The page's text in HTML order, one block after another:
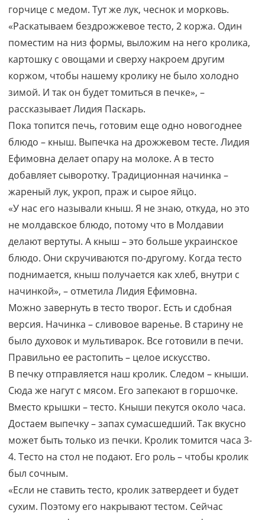
горчице с медом. Тут же лук, чеснок и морковь.
«Раскатываем бездрожжевое тесто, 2 коржа. Один
поместим на низ формы, выложим на него кролика,
картошку с овощами и сверху накроем другим
коржом, чтобы нашему кролику не было холодно
зимой. И так он будет томиться в печке», –
рассказывает Лидия Паскарь.
Пока топится печь, готовим еще одно новогоднее
блюдо – кныш. Выпечка на дрожжевом тесте. Лидия
Ефимовна делает опару на молоке. А в тесто
добавляет сыворотку. Традиционная начинка –
жареный лук, укроп, праж и сырое яйцо.
«У нас его называли кныш. Я не знаю, откуда, но это
не молдавское блюдо, потому что в Молдавии
делают вертуты. А кныш – это больше украинское
блюдо. Они скручиваются по-другому. Когда тесто
поднимается, кныш получается как хлеб, внутри с
начинкой», – отметила Лидия Ефимовна.
Можно завернуть в тесто творог. Есть и сдобная
версия. Начинка – сливовое варенье. В старину не
было духовок и мультиварок. Все готовили в печи.
Правильно ее растопить – целое искусство.
В печку отправляется наш кролик. Следом – кныши.
Сюда же нагут с мясом. Его запекают в горшочке.
Вместо крышки – тесто. Кныши пекутся около часа.
Достаем выпечку – запах сумасшедший. Так вкусно
может быть только из печки. Кролик томится часа 3-
4. Тесто на стол не подают. Его роль – чтобы кролик
был сочным.
«Если не ставить тесто, кролик затвердеет и будет
сухим. Поэтому его накрывают тестом. Сейчас